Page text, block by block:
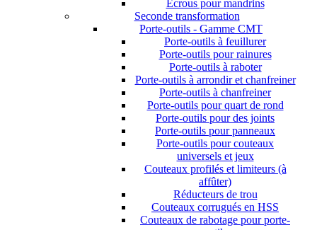
Écrous pour mandrins
Seconde transformation
Porte-outils - Gamme CMT
Porte-outils à feuillurer
Porte-outils pour rainures
Porte-outils à raboter
Porte-outils à arrondir et chanfreiner
Porte-outils à chanfreiner
Porte-outils pour quart de rond
Porte-outils pour des joints
Porte-outils pour panneaux
Porte-outils pour couteaux
universels et jeux
Couteaux profilés et limiteurs (à
affûter)
Réducteurs de trou
Couteaux corrugués en HSS
Couteaux de rabotage pour porte-